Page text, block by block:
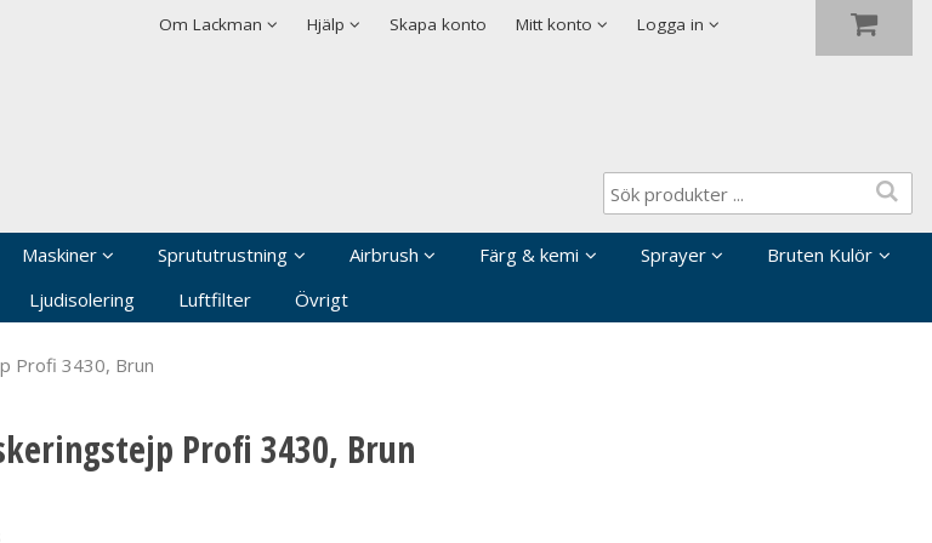
Om Lackman
Villkor Hjälp
Integritetspolicy Skapa konto Mitt konto Logga in
Skapa nytt konto
Maskiner Sprututrustning Airbrush Färg & kemi Sprayer
Bruten Kulör
Ljudisolering Luftfilter Övrigt
Profi 3430, Brun
Profi 3430, Brun